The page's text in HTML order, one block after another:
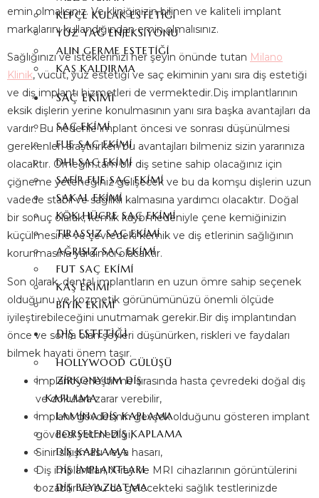
KEPÇE KULAK ESTETIĞI
YÜZ YAĞ ENJEKSIYONU
ALIN GERME ESTETIĞI
KAŞ KALDIRMA
SAÇ EKIMI
SAÇ EKIMI
FUE SAÇ EKIMI
DHI SAÇ EKIMI
SAFIR FUE SAÇ EKIMI
SAKAL EKIMI
KÖK HÜCRE SAÇ EKIMI
TIRAŞSIZ SAÇ EKIMI
AĞRISIZ SAÇ EKIMI
FUT SAÇ EKIMI
KAŞ EKIMI
BIYIK EKIMI
DIŞ ESTETIĞI
HOLLYWOOD GÜLÜŞÜ
ZIRKONYUM DIŞ
KAPLAMA
LAMINA DIŞ KAPLAMA
PORSELEN DIŞ KAPLAMA
DIŞ KAPLAMA
DIŞ İMPLANTLARI
DIŞ BEYAZLATMA
emin olmalısınız. Ve kliniğinizin bilinen ve kaliteli implant
markalarını kullandığından emin olmalısınız.
Sağlığınızı ve isteklerinizi her şeyin önünde tutan Milano
Klinik, vücut, yüz estetiği ve saç ekiminin yanı sıra diş estetiği
ve diş implantı hizmetleri de vermektedir.Diş implantlarının
eksik dişlerin yerine konulmasının yanı sıra başka avantajları da
vardır. Bu nedenle implant öncesi ve sonrası düşünülmesi
gerekenleri araştırırken bu avantajları bilmeniz sizin yararınıza
olacaktır. Örneğin tam bir diş setine sahip olacağınız için
çiğneme yeteneğiniz gelişecek ve bu da komşu dişlerin uzun
vadede stabil ve sağlıklı kalmasına yardımcı olacaktır. Doğal
bir sonuç olarak, kemik kaybı nedeniyle çene kemiğinizin
küçülmesine ve çevredeki kemik ve diş etlerinin sağlığının
korunmasına yardımcı olacaktır.
Son olarak, dental implantların en uzun ömre sahip seçenek
olduğunu ve kozmetik görünümünüzü önemli ölçüde
iyileştirebileceğini unutmamak gerekir.Bir diş implantından
önce ve sonra olan şeyleri düşünürken, riskleri ve faydaları
bilmek hayati önem taşır.
İmplant yerleştirme sırasında hasta çevredeki doğal diş
ve dokulara zarar verebilir,
İmplant gövdesinin gevşek olduğunu gösteren implant
gövdesi yetmezliği,
Sinir sıkışması veya hasarı,
Diş implantları, X-ray ve MRI cihazlarının görüntülerini
bozabilir ve bu da gelecekteki sağlık testlerinizde